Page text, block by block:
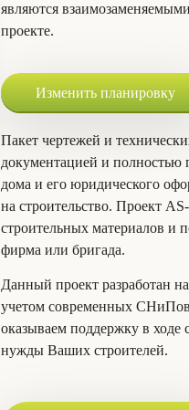
являются
проекте.
Изменить планировку
Пакет чертежей и
документацией и полностью
дома и его юридического
на строительство. Проект
строительных материалов и
фирма или бригада.
Данный проект разработан
учетом современных
оказываем поддержку в ходе
нужды Ваших строителей.